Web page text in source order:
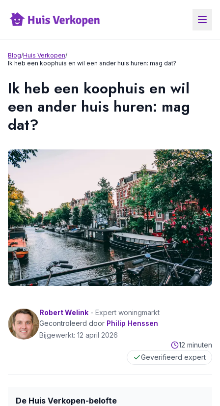
Blog/Huis Verkopen/
Ik heb een koophuis en wil een ander huis huren: mag dat?
Ik heb een koophuis en wil
een ander huis huren: mag
dat?
Robert Welink - Expert woningmarkt
Gecontroleerd door Philip Henssen
Bijgewerkt: 12 april 2026
12 minuten
Geverifieerd expert
De Huis Verkopen-belofte